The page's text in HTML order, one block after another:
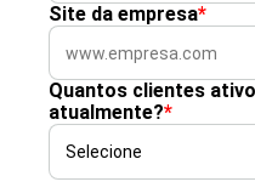
Site da empresa*
Quantos clientes
atualmente?*